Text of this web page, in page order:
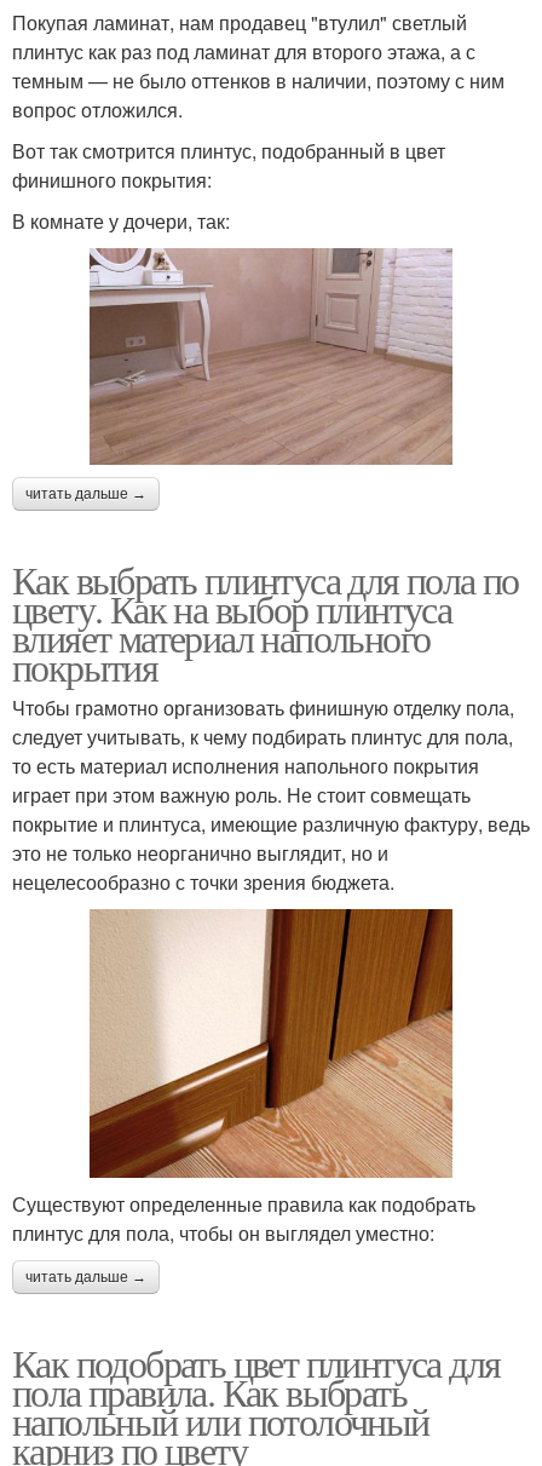
Покупая ламинат, нам продавец "втулил" светлый
плинтус как раз под ламинат для второго этажа, а с
темным — не было оттенков в наличии, поэтому с ним
вопрос отложился.
Вот так смотрится плинтус, подобранный в цвет
финишного покрытия:
В комнате у дочери, так:
читать дальше →
Как выбрать плинтуса для пола по
цвету. Как на выбор плинтуса
влияет материал напольного
покрытия
Чтобы грамотно организовать финишную отделку пола,
следует учитывать, к чему подбирать плинтус для пола,
то есть материал исполнения напольного покрытия
играет при этом важную роль. Не стоит совмещать
покрытие и плинтуса, имеющие различную фактуру, ведь
это не только неорганично выглядит, но и
нецелесообразно с точки зрения бюджета.
Существуют определенные правила как подобрать
плинтус для пола, чтобы он выглядел уместно:
читать дальше →
Как подобрать цвет плинтуса для
пола правила. Как выбрать
напольный или потолочный
карниз по цвету